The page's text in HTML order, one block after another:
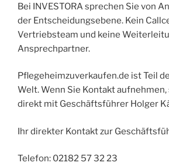
Bei INVESTORA sprechen Sie von
der Entscheidungsebene. Kein
Vertriebsteam und keine
Ansprechpartner.
Pflegeheimzuverkaufen.de ist Teil
Welt. Wenn Sie Kontakt aufnehmen,
direkt mit Geschäftsführer Holger
Ihr direkter Kontakt zur
Telefon: 02182 57 32 23